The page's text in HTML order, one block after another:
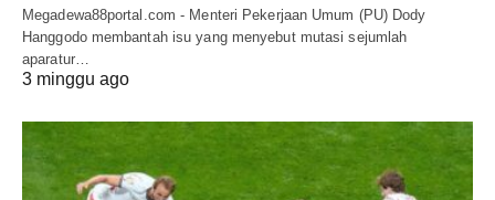
Megadewa88portal.com - Menteri Pekerjaan Umum (PU) Dody
Hanggodo membantah isu yang menyebut mutasi sejumlah
aparatur…
3 minggu ago